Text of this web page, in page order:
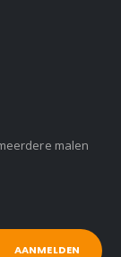
malen